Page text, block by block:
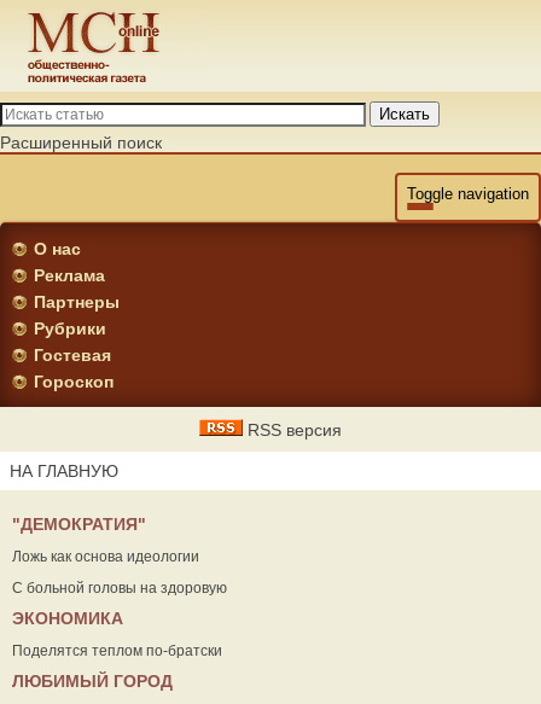
Искать
Расширенный поиск
Toggle navigation
О нас
Реклама
Партнеры
Рубрики
Гостевая
Гороскоп
RSS версия
НА ГЛАВНУЮ
"ДЕМОКРАТИЯ"
Ложь как основа идеологии
С больной головы на здоровую
ЭКОНОМИКА
Поделятся теплом по-братски
ЛЮБИМЫЙ ГОРОД